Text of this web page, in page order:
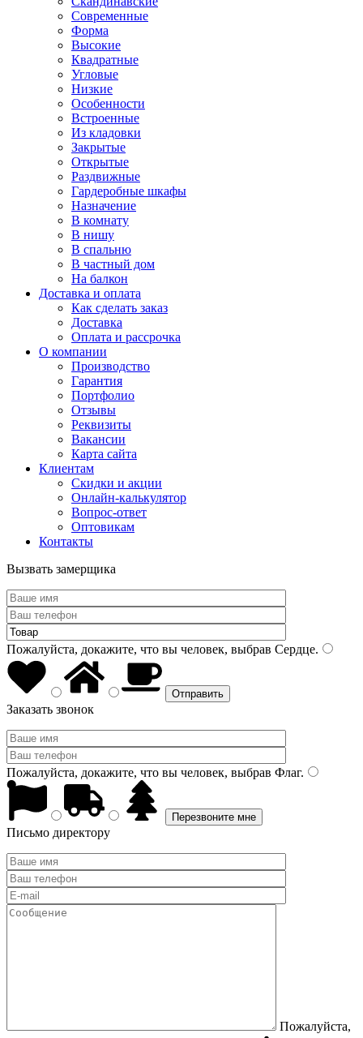
Современные
Форма
Высокие
Квадратные
Угловые
Низкие
Особенности
Встроенные
Из кладовки
Закрытые
Открытые
Раздвижные
Гардеробные шкафы
Назначение
В комнату
В нишу
В спальню
В частный дом
На балкон
Доставка и оплата
Как сделать заказ
Доставка
Оплата и рассрочка
О компании
Производство
Гарантия
Портфолио
Отзывы
Реквизиты
Вакансии
Карта сайта
Клиентам
Скидки и акции
Онлайн-калькулятор
Вопрос-ответ
Оптовикам
Контакты
Вызвать замерщика
Пожалуйста, докажите, что вы человек, выбрав Сердце.
Заказать звонок
Пожалуйста, докажите, что вы человек, выбрав Флаг.
Письмо директору
Пожалуйста,